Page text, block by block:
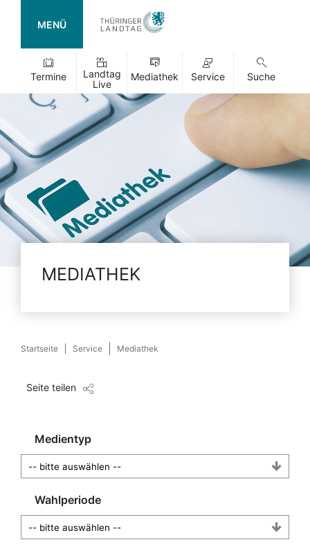
MENÜ
Termine
Landtag
Live
Mediathek Service Suche
MEDIATHEK
Startseite Service Mediathek
Seite teilen
Medientyp
Wahlperiode